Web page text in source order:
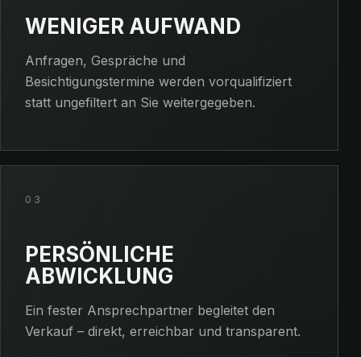
WENIGER AUFWAND
Anfragen, Gespräche und
Besichtigungstermine werden vorqualifiziert
statt ungefiltert an Sie weitergegeben.
03
PERSÖNLICHE
ABWICKLUNG
Ein fester Ansprechpartner begleitet den
Verkauf – direkt, erreichbar und transparent.